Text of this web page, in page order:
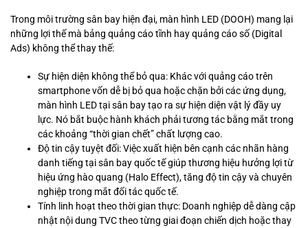
Trong môi trường sân bay hiện đại, màn hình LED (DOOH) mang lại
những lợi thế mà bảng quảng cáo tĩnh hay quảng cáo số (Digital
Ads) không thể thay thế:
Sự hiện diện không thể bỏ qua: Khác với quảng cáo trên
smartphone vốn dễ bị bỏ qua hoặc chặn bởi các ứng dụng,
màn hình LED tại sân bay tạo ra sự hiện diện vật lý đầy uy
lực. Nó bắt buộc hành khách phải tương tác bằng mắt trong
các khoảng “thời gian chết” chất lượng cao.
Độ tin cậy tuyệt đối: Việc xuất hiện bên cạnh các nhãn hàng
danh tiếng tại sân bay quốc tế giúp thương hiệu hưởng lợi từ
hiệu ứng hào quang (Halo Effect), tăng độ tin cậy và chuyên
nghiệp trong mắt đối tác quốc tế.
Tính linh hoạt theo thời gian thực: Doanh nghiệp dễ dàng cập
nhật nội dung TVC theo từng giai đoạn chiến dịch hoặc thay